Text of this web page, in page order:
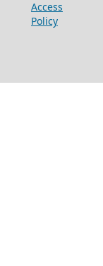
Access
Policy